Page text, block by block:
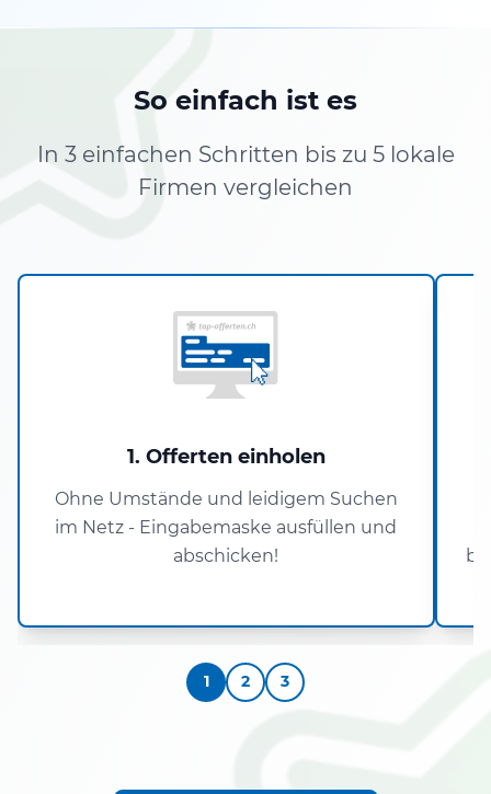
So einfach ist es
In 3 einfachen Schritten bis zu 5 lokale
Firmen vergleichen
1. Offerten einholen
Ohne Umstände und leidigem Suchen
im Netz - Eingabemaske ausfüllen und
abschicken!
1 2 3